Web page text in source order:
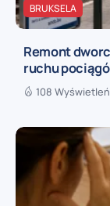
BRUKSELA
Remont
ruchu
108 Wyświetleń